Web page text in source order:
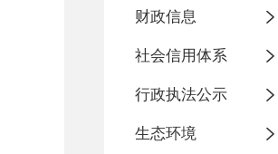
财政信息
社会信用体系
行政执法公示
生态环境